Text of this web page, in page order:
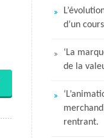
d’un
‘La
de la
rentrant.